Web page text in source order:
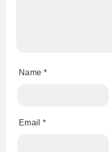
Name *
Email *